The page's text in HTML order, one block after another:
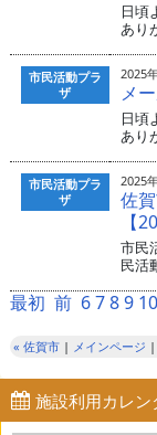
日頃
あり
市民活動プラ
ザ
2025
メ
日頃
あり
市民活動プラ
ザ
2025
佐
【
市民
民活
最初 前 6789 10
« 佐賀市| メインページ |
施設利用カレン